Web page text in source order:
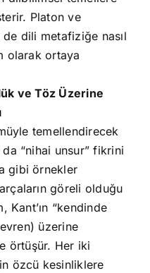
Platon ve
dili metafiziğe nasıl
olarak ortaya
ve Töz Üzerine
temellendirecek
“nihai unsur” fikrini
gibi örnekler
göreli olduğu
Kant’ın “kendinde
üzerine
örtüşür. Her iki
özcü kesinliklere